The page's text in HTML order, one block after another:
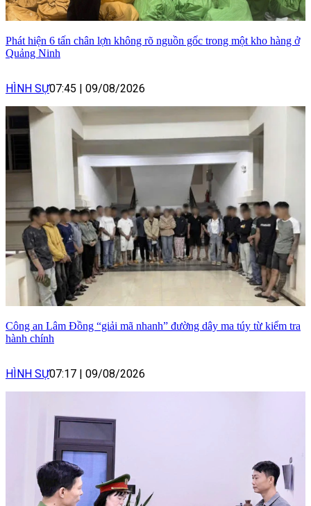
Phát hiện 6 tấn chân lợn không rõ nguồn gốc trong một kho hàng ở
Quảng Ninh
HÌNH SỰ07:45 09/08/2026
Công an Lâm Đồng “giải mã nhanh” đường dây ma túy từ kiểm tra
hành chính
HÌNH SỰ07:17 09/08/2026